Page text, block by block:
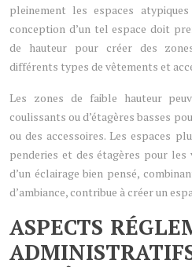
pleinement les espaces
conception d’un tel espace doit
de hauteur pour créer des
différents types de vêtements et
Les zones de faible hauteur
coulissants ou d’étagères basses
ou des accessoires. Les espaces
penderies et des étagères pour les
d’un éclairage bien pensé,
d’ambiance, contribue à créer un
ASPECTS